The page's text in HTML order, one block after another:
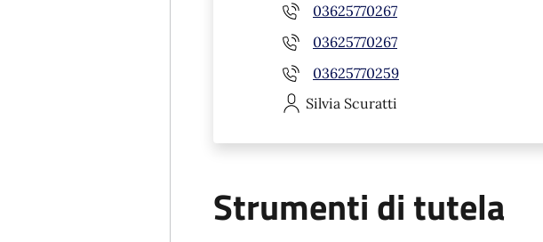
03625770267
03625770267
03625770259
Silvia Scuratti
Strumenti di tutela